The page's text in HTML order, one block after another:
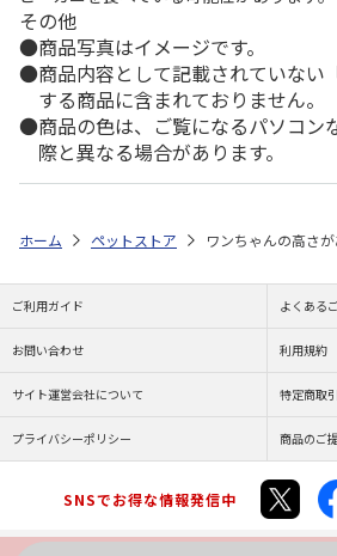
その他
商品写真はイメージです。
商品内容として記載されていない
する商品に含まれておりません。
商品の色は、ご覧になるパソコン
際と異なる場合があります。
ホーム ペットストア ワンちゃんの高さ
ご利用ガイド よくある
お問い合わせ 利用規約
サイト運営会社について 特定商取
プライバシーポリシー 商品のご
SNSでお得な情報発信中